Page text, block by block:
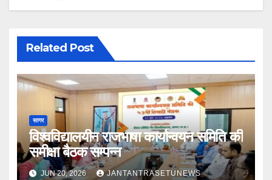
Related Post
सागर
विश्वविद्यालयीन राजभाषा कार्यान्वयन समिति की
समीक्षा बैठक सम्पन्न
JUN 20, 2026 JANTANTRASETUNEWS